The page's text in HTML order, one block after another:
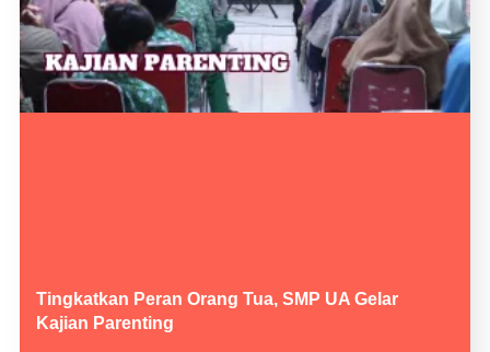
Tingkatkan Peran Orang Tua, SMP UA Gelar
Kajian Parenting